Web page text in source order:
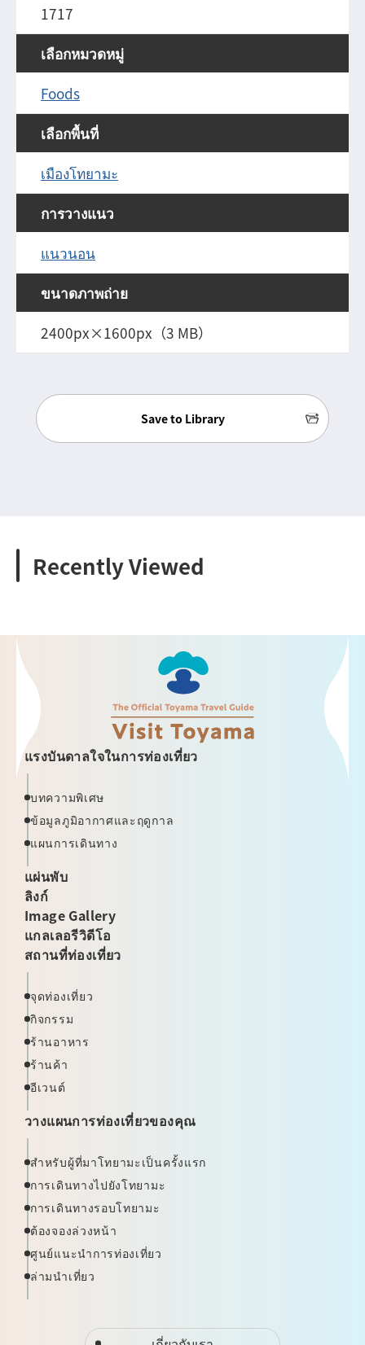
1717
เลือกหมวดหมู่
Foods
เลือกพื้นที่
เมืองโทยามะ
การวางแนว
แนวนอน
ขนาดภาพถ่าย
2400px×1600px（3 MB）
Save to Library
Recently Viewed
แรงบันดาลใจในการท่องเที่ยว
บทความพิเศษ
ข้อมูลภูมิอากาศและฤดูกาล
แผนการเดินทาง
แผ่นพับ
ลิงก์
Image Gallery
แกลเลอรีวิดีโอ
สถานที่ท่องเที่ยว
จุดท่องเที่ยว
กิจกรรม
ร้านอาหาร
ร้านค้า
อีเวนต์
วางแผนการท่องเที่ยวของคุณ
สำหรับผู้ที่มาโทยามะเป็นครั้งแรก
การเดินทางไปยังโทยามะ
การเดินทางรอบโทยามะ
ต้องจองล่วงหน้า
ศูนย์แนะนำการท่องเที่ยว
ล่ามนำเที่ยว